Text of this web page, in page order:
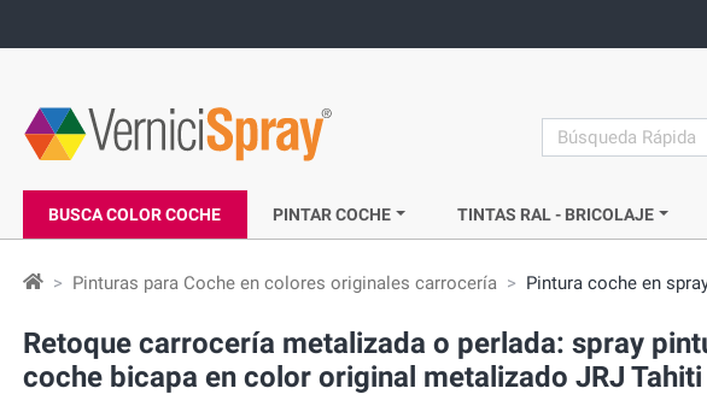
search
BUSCA COLOR COCHE PINTAR COCHE TINTAS RAL - BRICOLAJE
Pinturas para Coche en colores originales carrocería Pintura coche en
Retoque carrocería metalizada o perlada: spray
coche bicapa en color original metalizado JRJ